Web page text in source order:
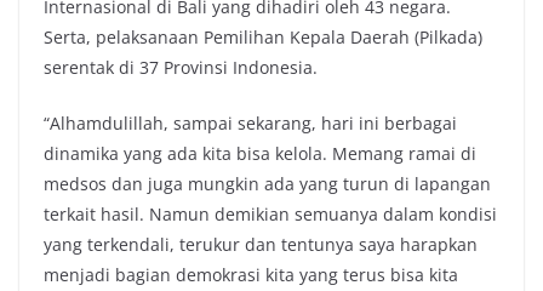
Internasional di Bali yang dihadiri oleh 43 negara.
Serta, pelaksanaan Pemilihan Kepala Daerah (Pilkada)
serentak di 37 Provinsi Indonesia.
“Alhamdulillah, sampai sekarang, hari ini berbagai
dinamika yang ada kita bisa kelola. Memang ramai di
medsos dan juga mungkin ada yang turun di lapangan
terkait hasil. Namun demikian semuanya dalam kondisi
yang terkendali, terukur dan tentunya saya harapkan
menjadi bagian demokrasi kita yang terus bisa kita